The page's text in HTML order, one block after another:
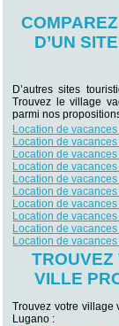
D’UN
D’autres sites
Trouvez le village
parmi nos
Location de
Location de
Location de
Location de
Location de
Location de
Location de
Location de
Location de
Location de
TROUVEZ
VILLE
Trouvez votre village
Lugano :